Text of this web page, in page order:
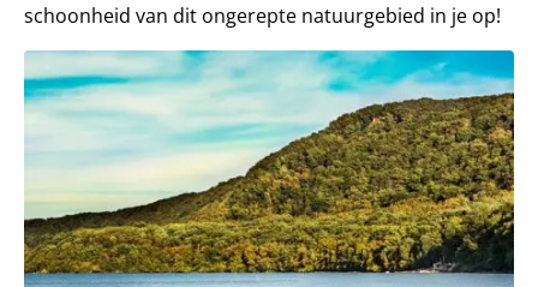
schoonheid van dit ongerepte natuurgebied in je op!